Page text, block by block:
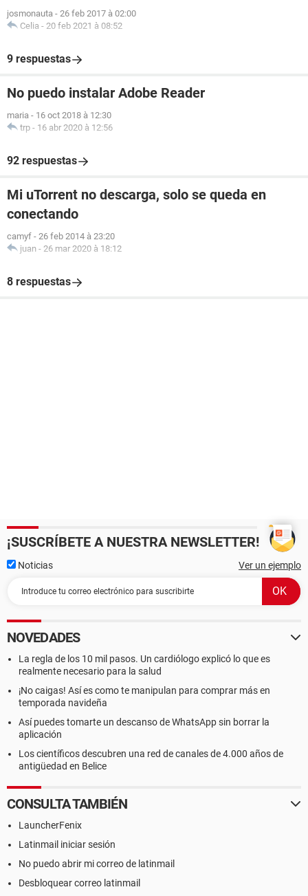
josmonauta - 26 feb 2017 à 02:00
Celia - 20 feb 2021 à 08:52
9 respuestas
No puedo instalar Adobe Reader
maria - 16 oct 2018 à 12:30
trp - 16 abr 2020 à 12:56
92 respuestas
Mi uTorrent no descarga, solo se queda en
conectando
camyf - 26 feb 2014 à 23:20
juan - 26 mar 2020 à 18:12
8 respuestas
¡SUSCRÍBETE A NUESTRA NEWSLETTER!
Noticias Ver un ejemplo
NOVEDADES
La regla de los 10 mil pasos. Un cardiólogo explicó lo que es
realmente necesario para la salud
¡No caigas! Así es como te manipulan para comprar más en
temporada navideña
Así puedes tomarte un descanso de WhatsApp sin borrar la
aplicación
Los científicos descubren una red de canales de 4.000 años de
antigüedad en Belice
CONSULTA TAMBIÉN
LauncherFenix
Latinmail iniciar sesión
No puedo abrir mi correo de latinmail
Desbloquear correo latinmail